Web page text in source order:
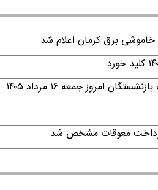
امروز جمعه ۱۶ مرداد ۱۴۰۵
پرداخت معوقات مشخص شد